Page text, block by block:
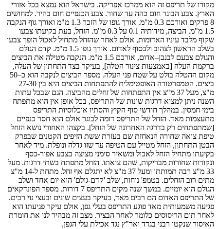
מקורו של תריפס זה הוא ממרכז אפריקה. בישראל הוא נמצא בכל אזורי
הארץ. צבע הבוגר חום כהה עד שחור. צבע הכנפיים חום בהיר. למחושים
8 פרקים ואורכם 0.3 מ"מ. אורך גופו של הזכר 1.3 מ"מ ואורך גוף הנקבה
1.5 מ"מ. הביצה, מידותיה 0.1 על 0.3 מ"מ. הזחל, בעת בקיעתו צבעו
שקוף מלבד עיניו האדומות, אולם לאחר שהזחל מתחיל לאכול הופך צבעו
בשלב הראשון לצהוב ולבסוף לאדום. אורך גופו 1.5 מ"מ. קדם הגולם
והגולם צבעם לבנבן–אדום, אורכם 1.5 מ"מ. הנקבה מטילה את הביצים
ברקמת העלה [באמצעות צינור הטלה], בעיקר בצד התחתון של העלה,
מקום ההטלה בולט על שטח פני העלה. מספר הביצים לנקבה הוא כ–50
ביצים. הטמפרטורה האופטימלית להתפתחות הביצים היא בין 27-30
מ"צ, מעל 37 מ"צ אין התפתחות של זחלים מהביצה. הגם שבכל עתות
השנה ניתן למצוא דרגות שונות של התריפס, בכל אופן אין הוא מתפתח
בימי חמסין. במהלך חודשי סוף הקיץ והסתיו אוכלוסיות התריפס
מתעצמות מאד. הזחל של התריפס דומה לבוגר אולם הוא חסר כנפיים
[שמתפתחים רק בדרגה האחרונה של הזחל]. בקצהו האחורי נושא הזחל
טיפת צואה שחורה הנאחזת שם בעזרת ששת הזיפים הקטנים שבפרק
הבטן התחתון, הזחל מטייל עם הטיפה עד שזו גדלה ונופלת. מיד לאחר
בקיעתו מתחיל הזחל לאכול ומשאיר סימני מציצה בצבע אפור-כסף
ונקודות שחורות מבריקות, שהם צואתו. הזחל מתפתח בשתי דרגות. מעל
33 מ"צ רבה תמותתו ומעל 37 מ"צ לא יתגלם אף זחל. מתחת ל-14 מ"צ
מתים רוב הזחלים. בטמפ' נוחות, שלב 'קדם-גולם' הוא יום אחד ושלב
הגולם הוא יומיים. במשך שנה מקים התריפס 7 דורות. מספר הפונדקאים
של התריפס האדום הם רבים מאד, בעיקר בעצים שונים ובעצי נוי רבים.
פגיעה משמעותית מאד פוגע התריפס בעלי גפן, אולם עיקר פגיעתו הוא
לאחר תום הריסוסים כלומר לאחר הבציר. מצב זה מבהיר לנו את חומרת
האיסור שנקטו רבני בגדד ואר"ץ נגד אכילת עלי הגפן,